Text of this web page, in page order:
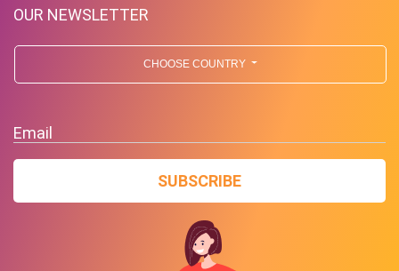
OUR NEWSLETTER
CHOOSE COUNTRY
Email
SUBSCRIBE